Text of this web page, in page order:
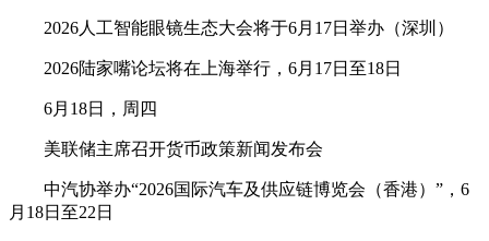
2026人工智能眼镜生态大会将于6月17日举办（深圳）
2026陆家嘴论坛将在上海举行，6月17日至18日
6月18日，周四
美联储主席召开货币政策新闻发布会
中汽协举办“2026国际汽车及供应链博览会（香港）”，6
月18日至22日